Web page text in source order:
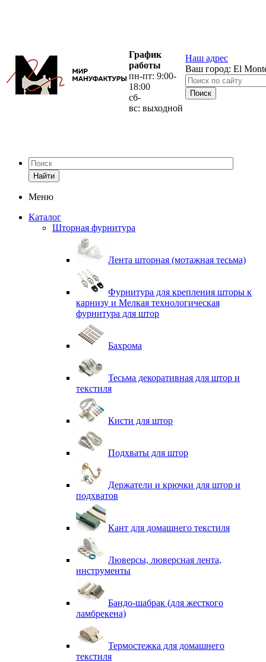
График
работы
пн-пт: 9:00-
18:00
сб-
вс: выходной
Наш адрес
Ваш город: El
Найти
Меню
Каталог
Шторная фурнитура
Лента шторная (мотажная тесьма)
Фурнитура для крепления шторы к
карнизу и Мелкая технологическая
фурнитура для штор
Бахрома
Тесьма декоративная для штор и
текстиля
Кисти для штор
Подхваты для штор
Держатели и крючки для штор и
подхватов
Кант для домашнего текстиля
Люверсы, люверсная лента,
инструменты
Бандо-шабрак (для жесткого
ламбрекена)
Термостежка для домашнего
текстиля